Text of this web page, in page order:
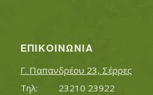
ΕΠΙΚΟΙΝΩΝΊΑ
Γ. Παπανδρέου 23, Σέρρες
Τηλ:		23210 23922